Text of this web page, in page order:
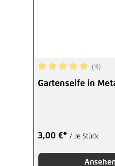
Durchschnittliche
(3)
Gartenseife in
3,00 €* / Je Stück